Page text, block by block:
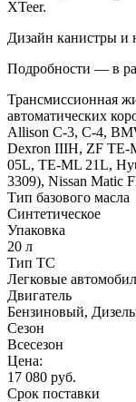
XTeer.
Дизайн канистры и
Подробности — в
Трансмиссионная
автоматических
Allison C-3, C-4,
Dexron IIIH, ZF TE-
05L, TE-ML 21L,
3309), Nissan Matic
Тип базового масла
Синтетическое
Упаковка
20 л
Тип ТС
Легковые
Двигатель
Бензиновый,
Сезон
Всесезон
Цена:
17 080 руб.
Срок поставки